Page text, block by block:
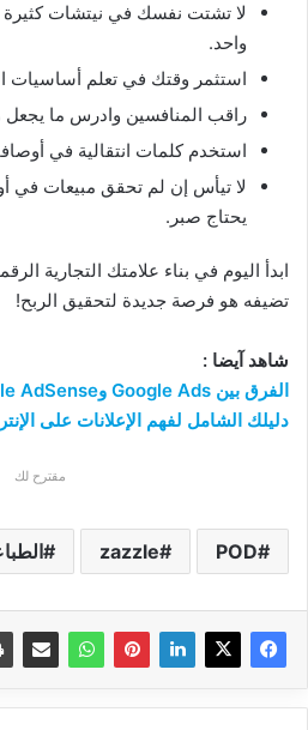
لا تشتت نفسك في نيتشات كثيرة
واحد.
استثمر وقتك في تعلم أساسيات
راقب المنافسين وادرس ما يجعل
استخدم كلمات انتقالية في
يحتاج صبر.
ابدأ اليوم في بناء علامتك التجارية
تضيفه هو فرصة جديدة لتحقيق الربح!
شاهد آيضا :
دليلك الشامل لفهم الإعلانات على
مقترح لك
POD
zazzle